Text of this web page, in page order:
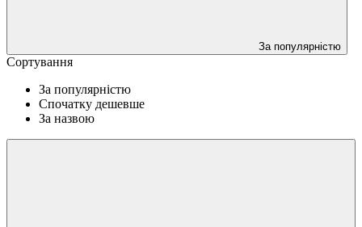
За популярністю
Сортування
За популярністю
Спочатку дешевше
За назвою